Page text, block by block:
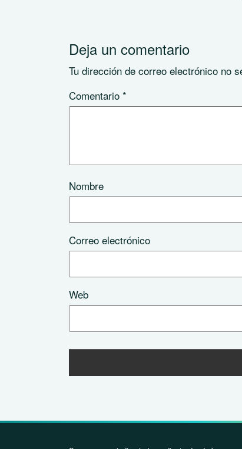
Deja un comentario
Tu dirección de correo electrónico no
Comentario *
Nombre
Correo electrónico
Web